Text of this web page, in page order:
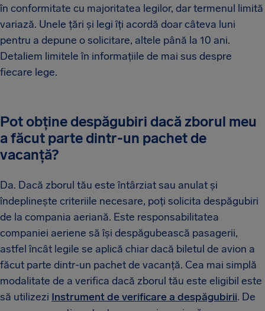
în conformitate cu majoritatea legilor, dar termenul limită
variază. Unele țări și legi îți acordă doar câteva luni
pentru a depune o solicitare, altele până la 10 ani.
Detaliem limitele în informațiile de mai sus despre
fiecare lege.
Pot obține despăgubiri dacă zborul meu
a făcut parte dintr-un pachet de
vacanță?
Da. Dacă zborul tău este întârziat sau anulat și
îndeplinește criteriile necesare, poți solicita despăgubiri
de la compania aeriană. Este responsabilitatea
companiei aeriene să își despăgubească pasagerii,
astfel încât legile se aplică chiar dacă biletul de avion a
făcut parte dintr-un pachet de vacanță. Cea mai simplă
modalitate de a verifica dacă zborul tău este eligibil este
să utilizezi Instrument de verificare a despăgubirii. De